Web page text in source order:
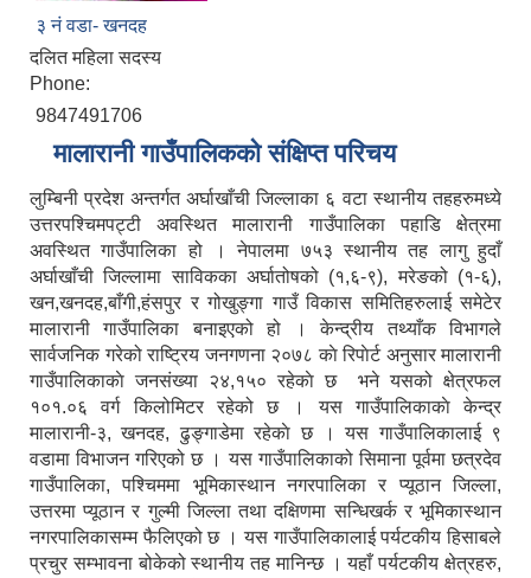
३ नं वडा- खनदह
दलित महिला सदस्य
Phone:
9847491706
मालारानी गाउँपालिकको संक्षिप्त परिचय
लुम्बिनी प्रदेश अन्तर्गत अर्घाखाँची जिल्लाका ६ वटा स्थानीय तहहरुमध्ये
उत्तरपश्चिमपट्टी अवस्थित मालारानी गाउँपालिका पहाडि क्षेत्रमा
अवस्थित गाउँपालिका हो । नेपालमा ७५३ स्थानीय तह लागु हुदाँ
अर्घाखाँची जिल्लामा साविकका अर्घातोषको (१,६-९), मरेङको (१-६),
खन,खनदह,बाँगी,हंसपुर र गोखुङ्गा गाउँ विकास समितिहरुलाई समेटेर
मालारानी गाउँपालिका बनाइएको हो । केन्द्रीय तथ्याँक विभागले
सार्वजनिक गरेको राष्ट्रिय जनगणना २०७८ काे रिपाेर्ट अनुसार मालारानी
गाउँपालिकाकाे जनसंख्या २४,१५० रहेकाे छ भने यसको क्षेत्रफल
१०१.०६ वर्ग किलोमिटर रहेको छ । यस गाउँपालिकाकाे केन्द्र
मालारानी-३, खनदह, ढुङ्गाडेमा रहेकाे छ । यस गाउँपालिकालाई ९
वडामा विभाजन गरिएको छ । यस गाउँपालिकाको सिमाना पूर्वमा छत्रदेव
गाउँपालिका, पश्चिममा भूमिकास्थान नगरपालिका र प्यूठान जिल्ला,
उत्तरमा प्यूठान र गुल्मी जिल्ला तथा दक्षिणमा सन्धिखर्क र भूमिकास्थान
नगरपालिकासम्म फैलिएको छ । यस गाउँपालिकालाई पर्यटकीय हिसाबले
प्रचुर सम्भावना बोकेको स्थानीय तह मानिन्छ । यहाँ पर्यटकीय क्षेत्रहरु,